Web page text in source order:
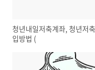
청년내일저축계좌, 청년저
입방법 (